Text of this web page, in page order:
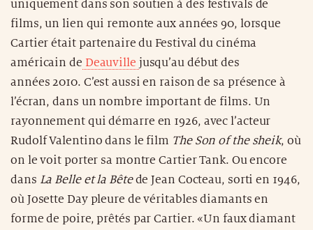
uniquement dans son soutien à des festivals de
films, un lien qui remonte aux années 90, lorsque
Cartier était partenaire du Festival du cinéma
américain de Deauville jusqu’au début des
années 2010. C’est aussi en raison de sa présence à
l’écran, dans un nombre important de films. Un
rayonnement qui démarre en 1926, avec l’acteur
Rudolf Valentino dans le film The Son of the sheik, où
on le voit porter sa montre Cartier Tank. Ou encore
dans La Belle et la Bêtede Jean Cocteau, sorti en 1946,
où Josette Day pleure de véritables diamants en
forme de poire, prêtés par Cartier. «Un faux diamant